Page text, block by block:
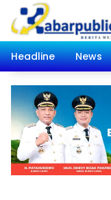
Langsung
konten
Headline
News